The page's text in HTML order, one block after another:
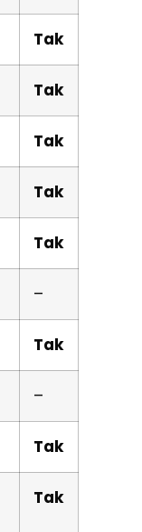
Tak
Tak
Tak
Tak
Tak
–
Tak
–
Tak
Tak